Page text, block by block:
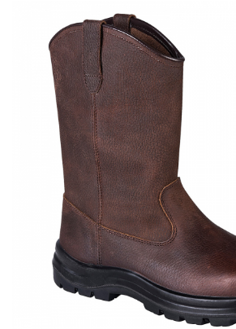
Masini spalat cu presiune
Scule si unelte gradina
Accesorii drujbe
Drujbe electrice
Drujbe termice
Echipamente medicale
Echipamente PSI
Generatoare si unelte pentru
Betoniere